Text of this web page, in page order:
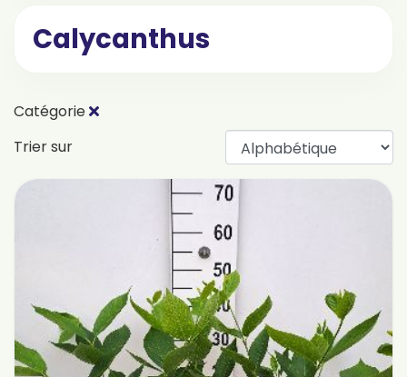
Calycanthus
Catégorie
Trier sur